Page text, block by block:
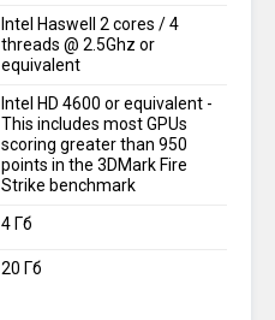
Intel Haswell 2 cores / 4
threads @ 2.5Ghz or
equivalent
Intel HD 4600 or equivalent -
This includes most GPUs
scoring greater than 950
points in the 3DMark Fire
Strike benchmark
4 Гб
20 Гб